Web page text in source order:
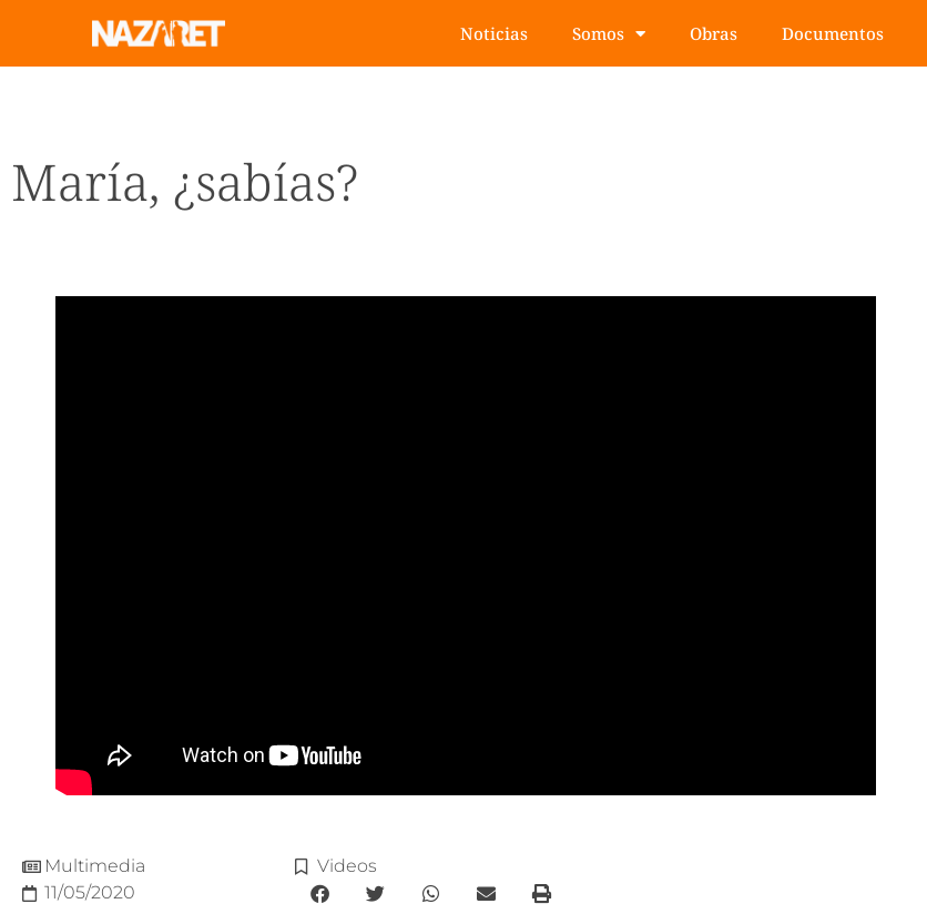
Noticias Somos Obras Documentos
María, ¿sabías?
Multimedia
11/05/2020
Videos